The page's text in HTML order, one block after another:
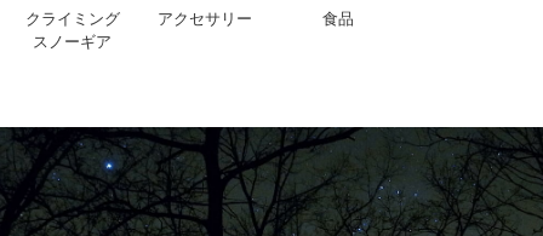
クライミング
スノーギア
アクセサリー 食品